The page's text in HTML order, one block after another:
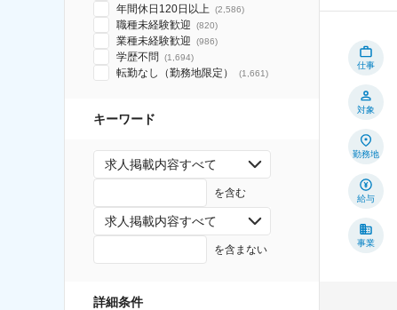
年間休日120日以上 (2,586)
職種未経験歓迎 (820)
業種未経験歓迎 (986)
学歴不問 (1,694)
転勤なし（勤務地限定） (1,661)
キーワード
求人掲載内容すべて
を含む
求人掲載内容すべて
を含まない
詳細条件
仕事
対象
勤務地
給与
事業